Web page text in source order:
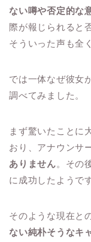
ない噂や否定的な
際が報じられると
そういった声も全
では一体なぜ彼女
調べてみました。
まず驚いたことに
おり、アナウンサ
ありません。その
に成功したようで
そのような現在と
ない純朴そうなキ